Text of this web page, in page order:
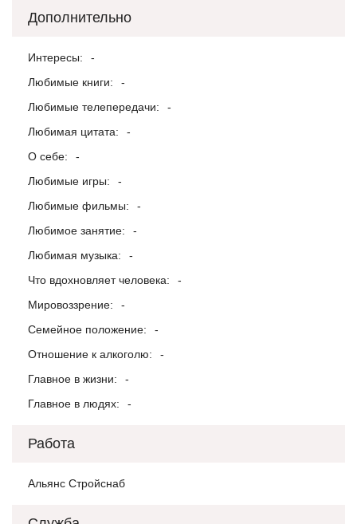
Дополнительно
Интересы:
-
Любимые книги:
-
Любимые телепередачи:
-
Любимая цитата:
-
О себе:
-
Любимые игры:
-
Любимые фильмы:
-
Любимое занятие:
-
Любимая музыка:
-
Что вдохновляет человека:
-
Мировоззрение:
-
Семейное положение:
-
Отношение к алкоголю:
-
Главное в жизни:
-
Главное в людях:
-
Работа
Альянс Стройснаб